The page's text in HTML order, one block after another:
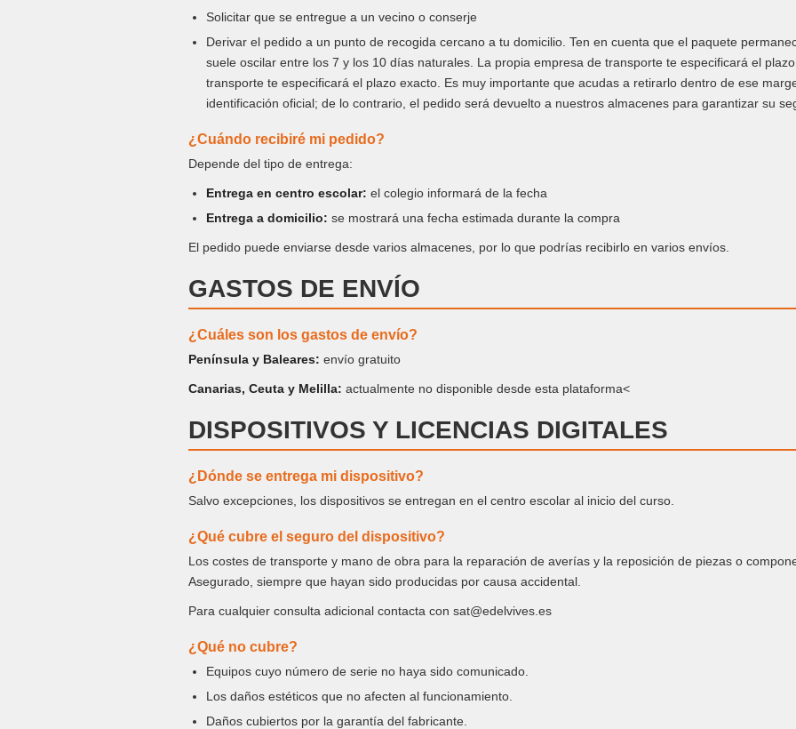
Solicitar que se entregue a un vecino o conserje
Derivar el pedido a un punto de recogida cercano a tu domicilio. Ten en cuenta que el paquete
suele oscilar entre los 7 y los 10 días naturales. La propia empresa de transporte te especificará el
transporte te especificará el plazo exacto. Es muy importante que acudas a retirarlo dentro de ese
identificación oficial; de lo contrario, el pedido será devuelto a nuestros almacenes para garantizar su
¿Cuándo recibiré mi pedido?
Depende del tipo de entrega:
Entrega en centro escolar: el colegio informará de la fecha
Entrega a domicilio: se mostrará una fecha estimada durante la compra
El pedido puede enviarse desde varios almacenes, por lo que podrías recibirlo en varios envíos.
GASTOS DE ENVÍO
¿Cuáles son los gastos de envío?
Península y Baleares: envío gratuito
Canarias, Ceuta y Melilla: actualmente no disponible desde esta plataforma<
DISPOSITIVOS Y LICENCIAS DIGITALES
¿Dónde se entrega mi dispositivo?
Salvo excepciones, los dispositivos se entregan en el centro escolar al inicio del curso.
¿Qué cubre el seguro del dispositivo?
Los costes de transporte y mano de obra para la reparación de averías y la reposición de piezas o
Asegurado, siempre que hayan sido producidas por causa accidental.
Para cualquier consulta adicional contacta con sat@edelvives.es
¿Qué no cubre?
Equipos cuyo número de serie no haya sido comunicado.
Los daños estéticos que no afecten al funcionamiento.
Daños cubiertos por la garantía del fabricante.